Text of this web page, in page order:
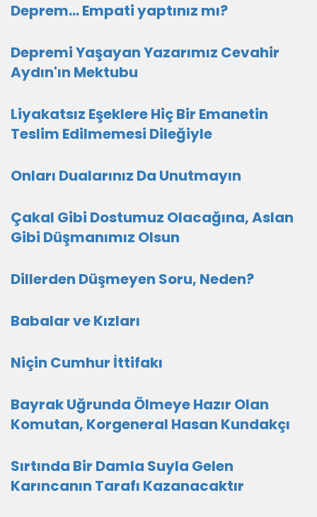
Deprem... Empati yaptınız mı?
Depremi Yaşayan Yazarımız Cevahir
Aydın'ın Mektubu
Liyakatsız Eşeklere Hiç Bir Emanetin
Teslim Edilmemesi Dileğiyle
Onları Dualarınız Da Unutmayın
Çakal Gibi Dostumuz Olacağına, Aslan
Gibi Düşmanımız Olsun
Dillerden Düşmeyen Soru, Neden?
Babalar ve Kızları
Niçin Cumhur İttifakı
Bayrak Uğrunda Ölmeye Hazır Olan
Komutan, Korgeneral Hasan Kundakçı
Sırtında Bir Damla Suyla Gelen
Karıncanın Tarafı Kazanacaktır